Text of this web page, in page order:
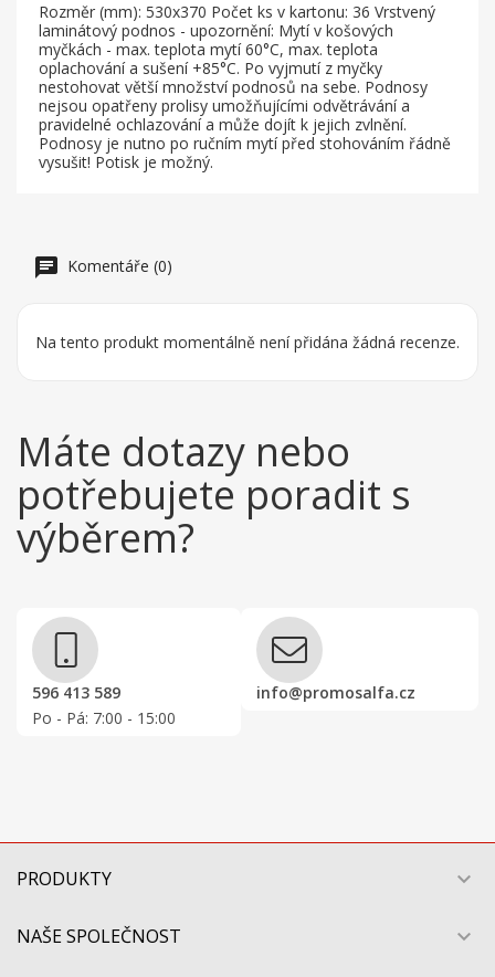
Rozměr (mm): 530x370 Počet ks v kartonu: 36 Vrstvený
laminátový podnos - upozornění: Mytí v košových
myčkách - max. teplota mytí 60°C, max. teplota
oplachování a sušení +85°C. Po vyjmutí z myčky
nestohovat větší množství podnosů na sebe. Podnosy
nejsou opatřeny prolisy umožňujícími odvětrávání a
pravidelné ochlazování a může dojít k jejich zvlnění.
Podnosy je nutno po ručním mytí před stohováním řádně
vysušit! Potisk je možný.
Komentáře (0)
Na tento produkt momentálně není přidána žádná recenze.
Máte dotazy nebo
potřebujete poradit s
výběrem?
596 413 589
Po - Pá: 7:00 - 15:00
info@promosalfa.cz
PRODUKTY 
NAŠE SPOLEČNOST 